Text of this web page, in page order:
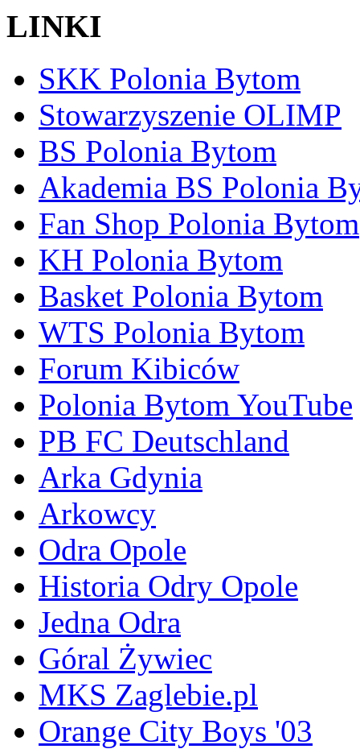
LINKI
SKK Polonia Bytom
Stowarzyszenie OLIMP
BS Polonia Bytom
Akademia BS Polonia
Fan Shop Polonia Bytom
KH Polonia Bytom
Basket Polonia Bytom
WTS Polonia Bytom
Forum Kibiców
Polonia Bytom YouTube
PB FC Deutschland
Arka Gdynia
Arkowcy
Odra Opole
Historia Odry Opole
Jedna Odra
Góral Żywiec
MKS Zaglebie.pl
Orange City Boys '03